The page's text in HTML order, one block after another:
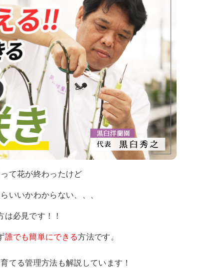
て花が終わったけど
いいかわからない、、、
は必見です！！
誰でも簡単にできる方法です。
てる管理方法も解説しています！